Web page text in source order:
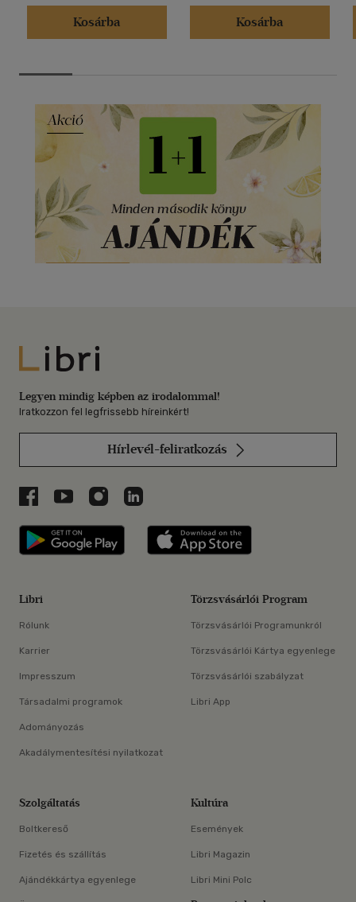
Kosárba
Kosárba
Libri
Legyen mindig képben az irodalommal!
Iratkozzon fel legfrissebb híreinkért!
Hírlevél-feliratkozás
Libri a Facebookon
Libri a Youtube-on
Libri az Instagramon
Libri a LinkedInen
Libri applikáció Szerezd meg: Google
Libri
Rólunk
Karrier
Impresszum
Társadalmi programok
Adományozás
Akadálymentesítési nyilatkozat
Törzsvásárlói Program
Törzsvásárlói Programunkról
Törzsvásárlói Kártya egyenlege
Törzsvásárlói szabályzat
Libri App
Szolgáltatás
Boltkereső
Fizetés és szállítás
Ajándékkártya egyenlege
Kultúra
Események
Libri Magazin
Libri Mini Polc